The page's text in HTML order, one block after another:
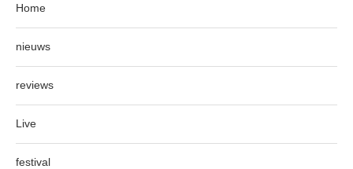
Home
nieuws
reviews
Live
festival